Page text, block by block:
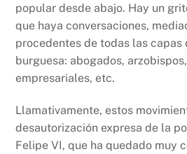
popular desde abajo. Hay un
que haya conversaciones,
procedentes de todas las capas
burguesa: abogados,
empresariales, etc.
Llamativamente, estos
desautorización expresa de la
Felipe VI, que ha quedado muy